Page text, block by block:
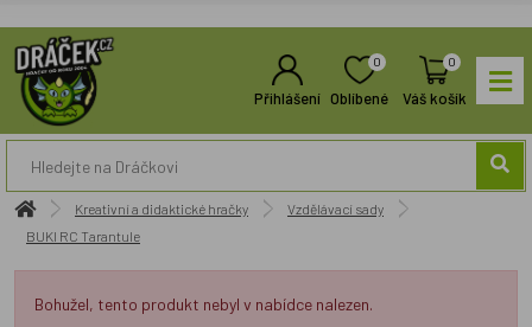
Přihlášení
0
Oblíbené
0
Váš košík
Kreativní a didaktické hračky
Vzdělávací sady
BUKI RC Tarantule
Bohužel, tento produkt nebyl v nabídce nalezen.